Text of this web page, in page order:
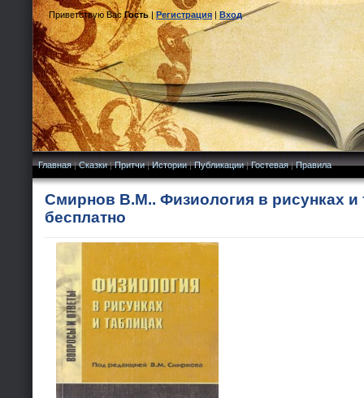
Приветствую Вас Гость|Регистрация|Вход
Главная|Сказки|Притчи|Истории|Публикации|Гостевая|Правила
Смирнов В.М.. Физиология в рисунках и
бесплатно